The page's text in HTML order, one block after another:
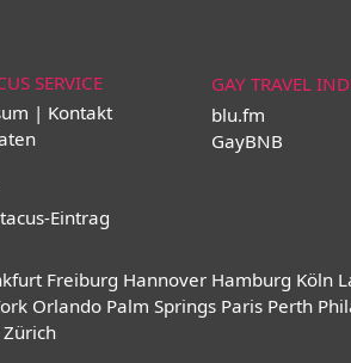
SERVICE
| Kontakt
Eintrag
GAY TRAVEL
blu.fm
GayBNB
Freiburg Hannover Hamburg Köln
Orlando Palm Springs Paris Perth
Zürich